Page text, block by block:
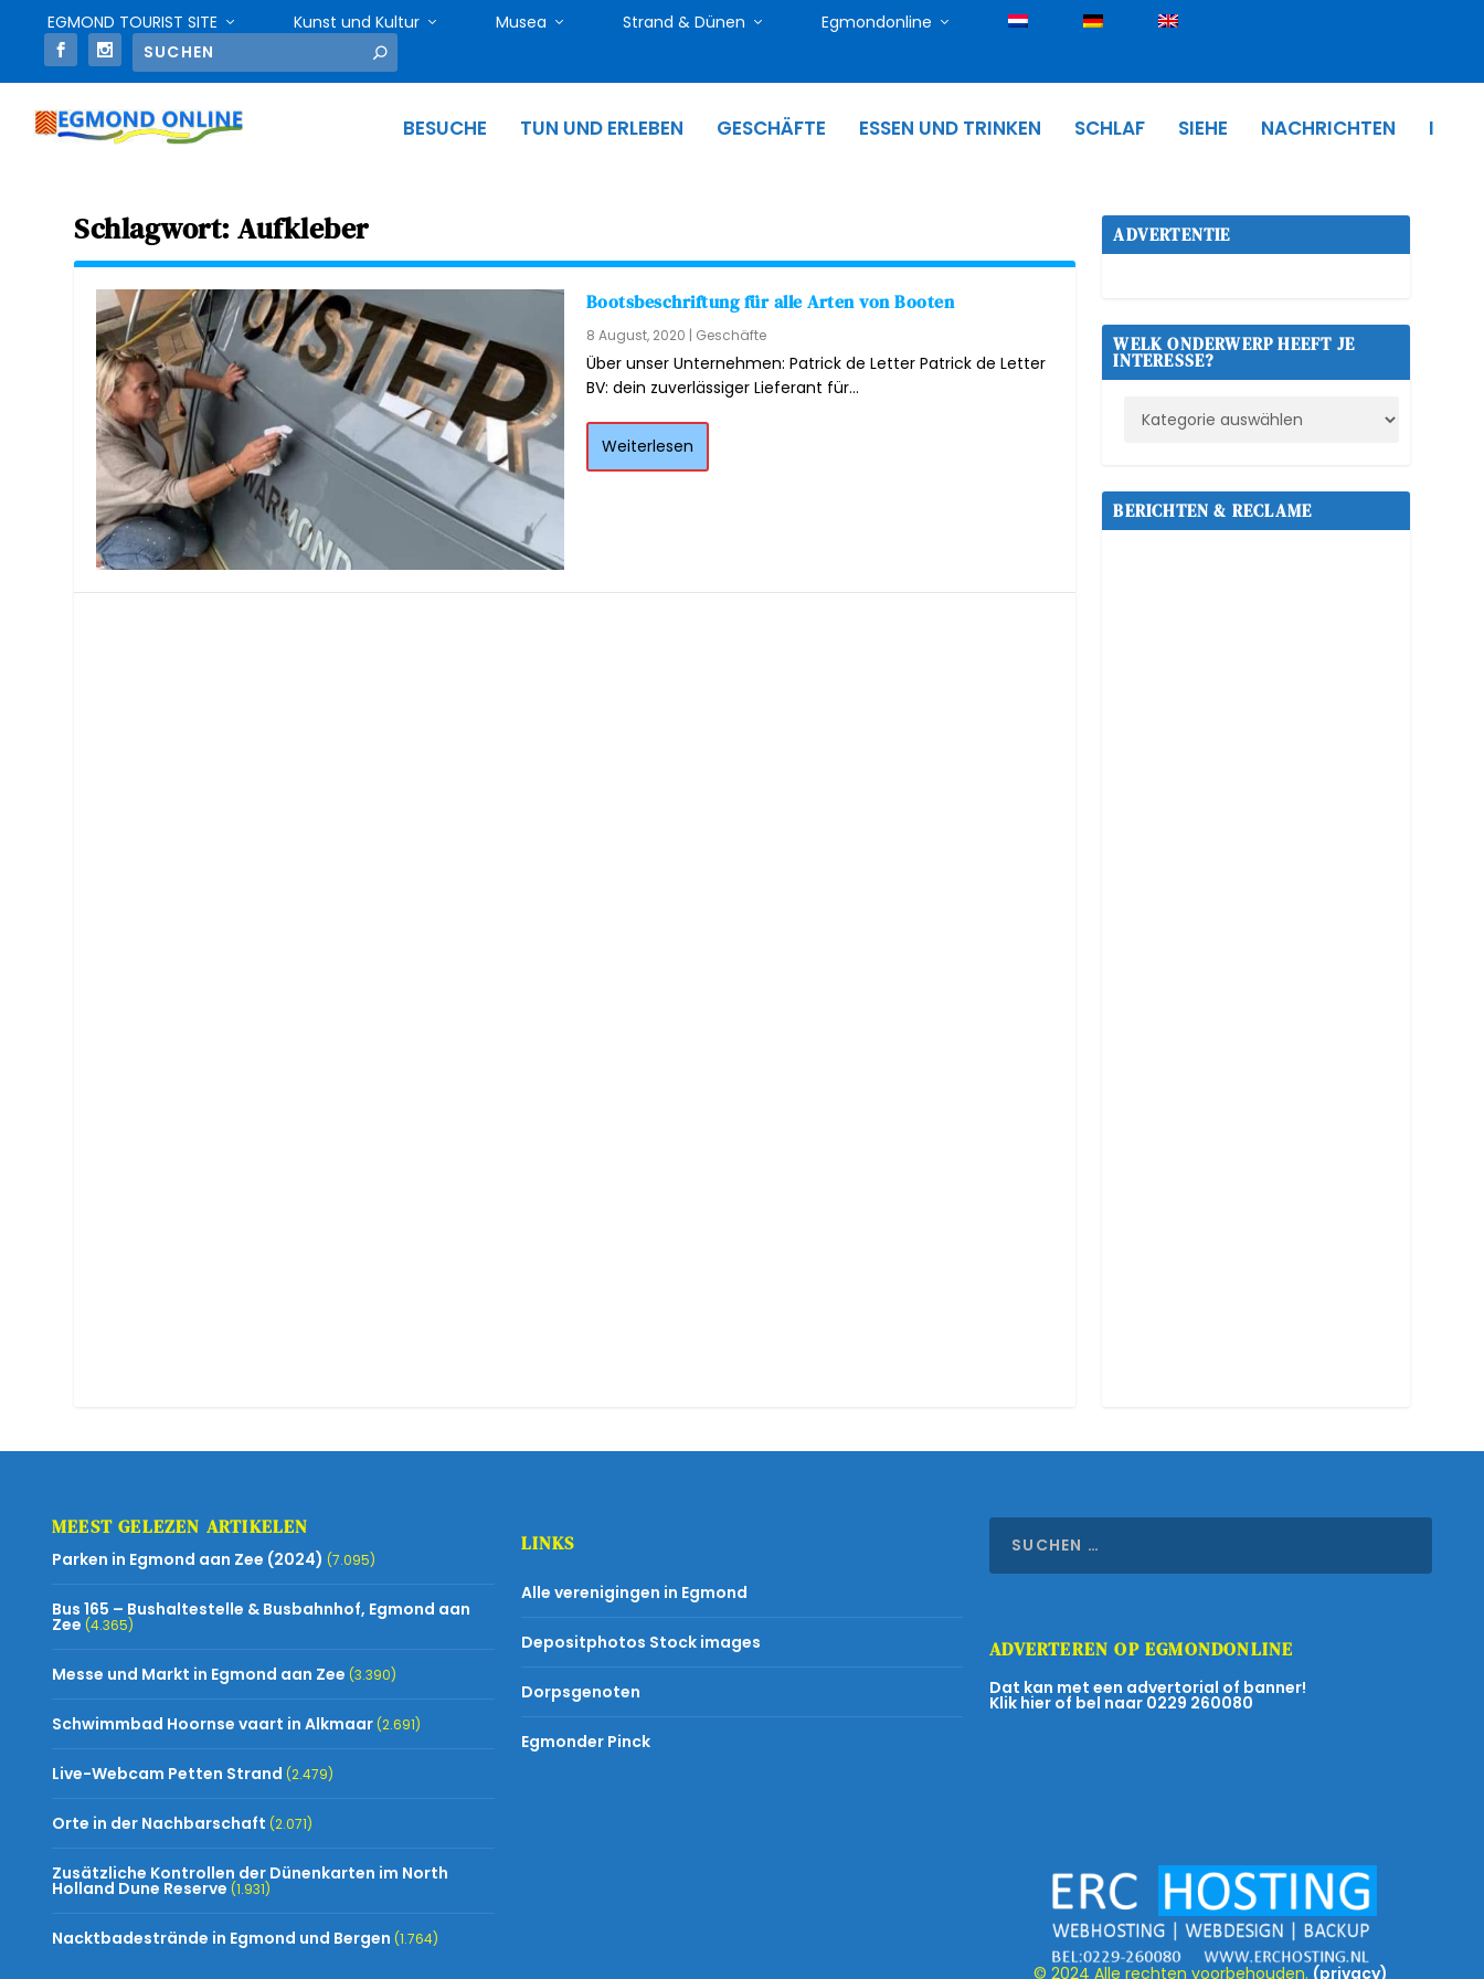
EGMOND TOURIST SITE Kunst und Kultur Musea Strand & Dünen Egmondonline
BESUCHE TUN UND ERLEBEN GESCHÄFTE ESSEN UND TRINKEN SCHLAF SIEHE NACHRICHTEN I
Schlagwort:Aufkleber
Bootsbeschriftung für alle Arten von Booten
8 August, 2020 | Geschäfte
Über unser Unternehmen: Patrick de Letter Patrick de Letter
BV: dein zuverlässiger Lieferant für...
Weiterlesen
ADVERTENTIE
WELK ONDERWERP HEEFT JE
INTERESSE?
BERICHTEN & RECLAME
MEEST GELEZEN ARTIKELEN
Parken in Egmond aan Zee (2024) (7.095)
Bus 165 – Bushaltestelle & Busbahnhof, Egmond aan
Zee (4.365)
Messe und Markt in Egmond aan Zee (3.390)
Schwimmbad Hoornse vaart in Alkmaar (2.691)
Live-Webcam Petten Strand (2.479)
Orte in der Nachbarschaft (2.071)
Zusätzliche Kontrollen der Dünenkarten im North
Holland Dune Reserve (1.931)
Nacktbadestrände in Egmond und Bergen (1.764)
LINKS
Alle verenigingen in Egmond
Depositphotos Stock images
Dorpsgenoten
Egmonder Pinck
ADVERTEREN OP EGMONDONLINE
Dat kan met een advertorial of banner!
Klik hier of bel naar 0229 260080
© 2024 Alle rechten voorbehouden. (privacy)